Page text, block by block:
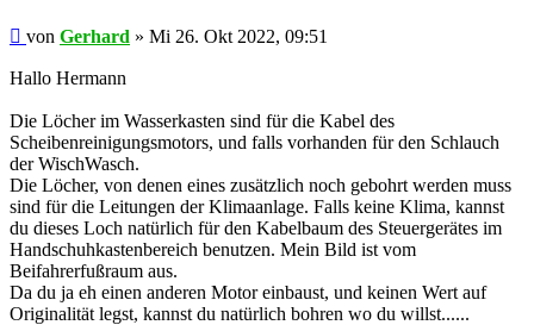
von Gerhard » Mi 26. Okt 2022, 09:51
Hallo Hermann
Die Löcher im Wasserkasten sind für die Kabel des
Scheibenreinigungsmotors, und falls vorhanden für den Schlauch
der WischWasch.
Die Löcher, von denen eines zusätzlich noch gebohrt werden muss
sind für die Leitungen der Klimaanlage. Falls keine Klima, kannst
du dieses Loch natürlich für den Kabelbaum des Steuergerätes im
Handschuhkastenbereich benutzen. Mein Bild ist vom
Beifahrerfußraum aus.
Da du ja eh einen anderen Motor einbaust, und keinen Wert auf
Originalität legst, kannst du natürlich bohren wo du willst......